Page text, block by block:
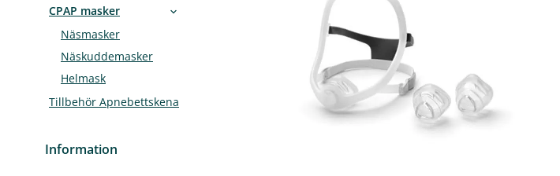
CPAP masker
Näsmasker
Näskuddemasker
Helmask
Tillbehör Apnebettskena
Information